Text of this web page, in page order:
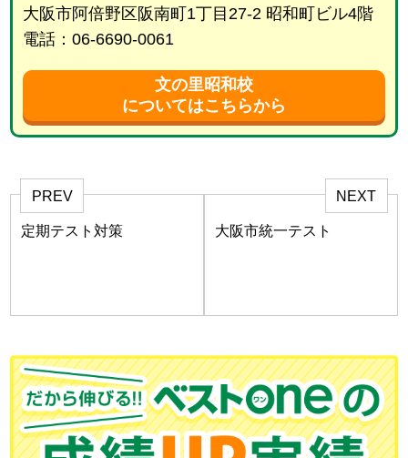
大阪市阿倍野区阪南町1丁目27-2 昭和町ビル4階
電話：06-6690-0061
文の里昭和校
についてはこちらから
PREV
定期テスト対策
NEXT
大阪市統一テスト